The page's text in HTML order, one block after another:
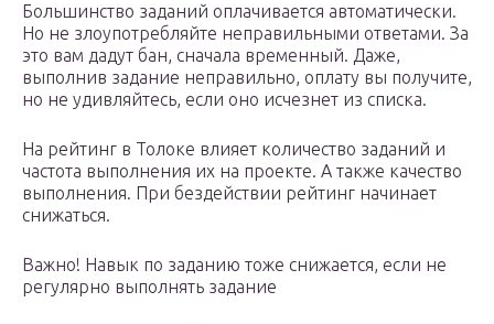
Большинство заданий оплачивается автоматически.
Но не злоупотребляйте неправильными ответами. За
это вам дадут бан, сначала временный. Даже,
выполнив задание неправильно, оплату вы получите,
но не удивляйтесь, если оно исчезнет из списка.
На рейтинг в Толоке влияет количество заданий и
частота выполнения их на проекте. А также качество
выполнения. При бездействии рейтинг начинает
снижаться.
Важно! Навык по заданию тоже снижается, если не
регулярно выполнять задание